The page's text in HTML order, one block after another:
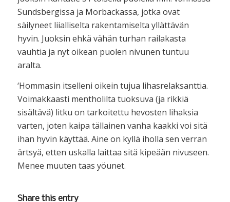
Sundsbergissa ja Morbackassa, jotka ovat
säilyneet liialliselta rakentamiselta yllättävän
hyvin. Juoksin ehkä vähän turhan railakasta
vauhtia ja nyt oikean puolen nivunen tuntuu
aralta.
‘Hommasin itselleni oikein tujua lihasrelaksanttia.
Voimakkaasti mentholilta tuoksuva (ja rikkiä
sisältävä) litku on tarkoitettu hevosten lihaksia
varten, joten kaipa tällainen vanha kaakki voi sitä
ihan hyvin käyttää. Aine on kyllä iholla sen verran
ärtsyä, etten uskalla laittaa sitä kipeään nivuseen.
Menee muuten taas yöunet.
Share this entry